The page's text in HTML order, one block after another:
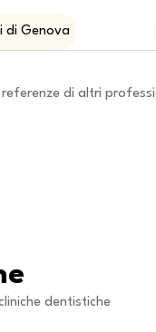
di Genova
di altri
dentistiche